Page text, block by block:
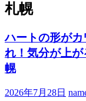
札幌
ハートの形が
れ！気分が上
幌
2026年7月28日